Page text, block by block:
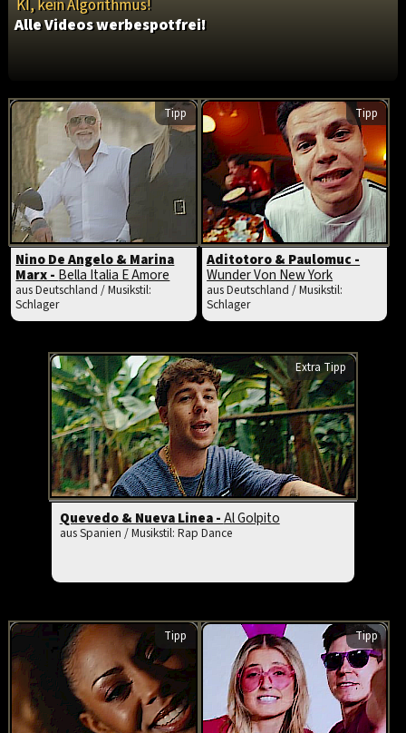
KI, kein Algorithmus!
Alle Videos werbespotfrei!
Tipp
Nino De Angelo & Marina
Marx - Bella Italia E Amore
aus Deutschland / Musikstil:
Schlager
Tipp
Aditotoro & Paulomuc -
Wunder Von New York
aus Deutschland / Musikstil:
Schlager
Extra Tipp
Quevedo & Nueva Linea -Al Golpito
aus Spanien / Musikstil: Rap Dance
Tipp Tipp